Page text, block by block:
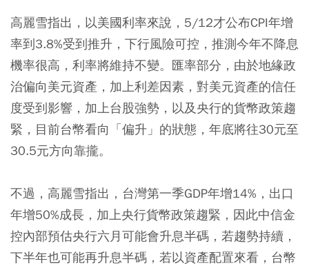
高麗雪指出，以美國利率來說，5/12才公布CPI年增
率到3.8%受到推升，下行風險可控，推測今年不降息
機率很高，利率將維持不變。匯率部分，由於地緣政
治偏向美元資產，加上利差因素，對美元資產的信任
度受到影響，加上台股強勢，以及央行的貨幣政策趨
緊，目前台幣看向「偏升」的狀態，年底將往30元至
30.5元方向靠攏。
不過，高麗雪指出，台灣第一季GDP年增14%，出口
年增50%成長，加上央行貨幣政策趨緊，因此中信金
控內部預估央行六月可能會升息半碼，若趨勢持續，
下半年也可能再升息半碼，若以資產配置來看，台幣